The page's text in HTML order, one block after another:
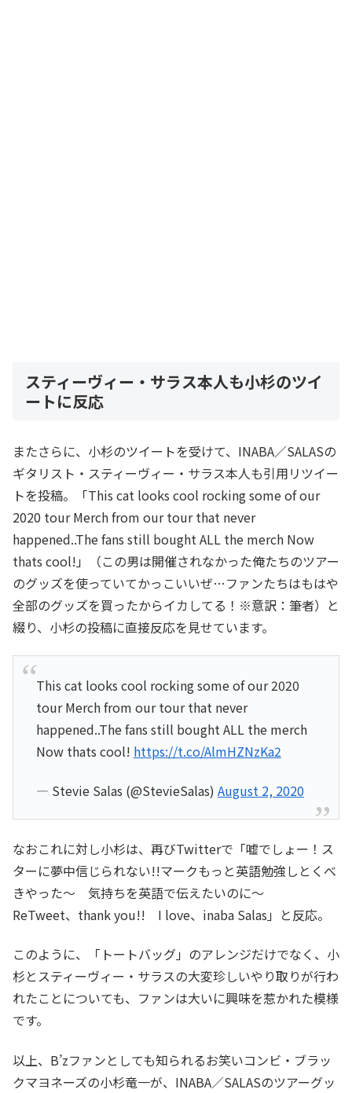
スティーヴィー・サラス本人も小杉のツイ
ートに反応
またさらに、小杉のツイートを受けて、INABA／SALASの
ギタリスト・スティーヴィー・サラス本人も引用リツイー
トを投稿。「This cat looks cool rocking some of our
2020 tour Merch from our tour that never
happened..The fans still bought ALL the merch Now
thats cool!」（この男は開催されなかった俺たちのツアー
のグッズを使っていてかっこいいぜ…ファンたちはもはや
全部のグッズを買ったからイカしてる！※意訳：筆者）と
綴り、小杉の投稿に直接反応を見せています。
This cat looks cool rocking some of our 2020
tour Merch from our tour that never
happened..The fans still bought ALL the merch
Now thats cool! https://t.co/AlmHZNzKa2
— Stevie Salas (@StevieSalas) August 2, 2020
なおこれに対し小杉は、再びTwitterで「嘘でしょー！ス
ターに夢中信じられない!!マークもっと英語勉強しとくべ
きやった〜 気持ちを英語で伝えたいのに〜
ReTweet、thank you!! I love、inaba Salas」と反応。
このように、「トートバッグ」のアレンジだけでなく、小
杉とスティーヴィー・サラスの大変珍しいやり取りが行わ
れたことについても、ファンは大いに興味を惹かれた模様
です。
以上、B’zファンとしても知られるお笑いコンビ・ブラッ
クマヨネーズの小杉竜一が、INABA／SALASのツアーグッ